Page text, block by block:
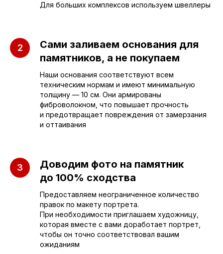
Для больших комплексов используем швеллеры
Сами заливаем основания для
памятников, а не покупаем
Наши основания соответствуют всем
техническим нормам и имеют минимальную
толщину — 10 см. Они армированы
фиброволокном, что повышает прочность
и предотвращает повреждения от замерзания
и оттаивания
Доводим фото на памятник
до 100% сходства
Предоставляем неограниченное количество
правок по макету портрета.
При необходимости приглашаем художницу,
которая вместе с вами доработает портрет,
чтобы он точно соответствовал вашим
ожиданиям
sleza-v-kamne64@yandex.ru
+7 (962) 629-39-39
+7 (953) 637-24-55